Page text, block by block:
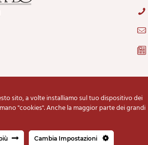
Copyright © 2020 Armeria BO di
sito, a volte installiamo sul tuo dispositivo dei
"cookies". Anche la maggior parte dei grandi
Cambia Impostazioni